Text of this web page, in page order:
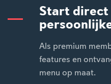
Start direct
Als premium
features en
menu op maat.